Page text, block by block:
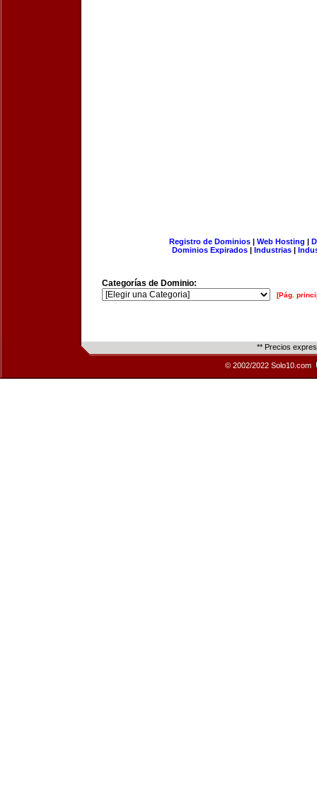
Registro de Dominios| Web Hosting |
Dominios Expirados | Industrias |
Categorías de Dominio:
[Pág.
** Precios
© 2002/2022 Solo10.com